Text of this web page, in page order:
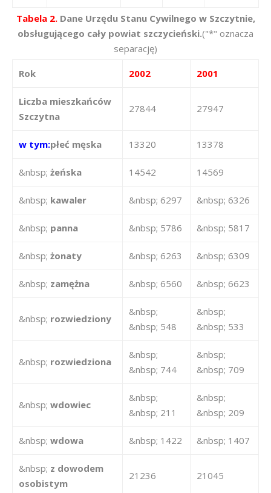
Tabela 2.Dane Urzędu Stanu Cywilnego w Szczytnie,
obsługującego cały powiat szczycieński.("*" oznacza
separację)
Rok 2002 2001
Liczba mieszkańców
Szczytna
27844 27947
w tym:płeć męska 13320 13378
&nbsp; żeńska 14542 14569
&nbsp; kawaler &nbsp; 6297 &nbsp; 6326
&nbsp; panna &nbsp; 5786 &nbsp; 5817
&nbsp; żonaty &nbsp; 6263 &nbsp; 6309
&nbsp; zamężna &nbsp; 6560 &nbsp; 6623
&nbsp; rozwiedziony
&nbsp;
&nbsp; 548
&nbsp;
&nbsp; 533
&nbsp; rozwiedziona
&nbsp;
&nbsp; 744
&nbsp;
&nbsp; 709
&nbsp; wdowiec
&nbsp;
&nbsp; 211
&nbsp;
&nbsp; 209
&nbsp; wdowa &nbsp; 1422 &nbsp; 1407
&nbsp; z dowodem
osobistym
21236 21045